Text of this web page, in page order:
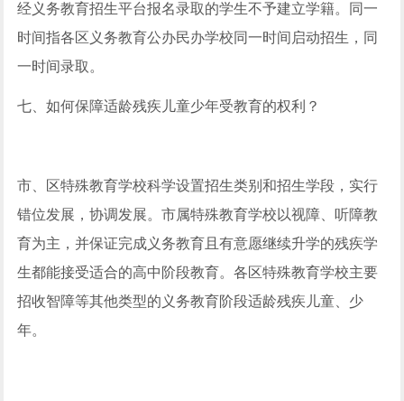
经义务教育招生平台报名录取的学生不予建立学籍。同一
时间指各区义务教育公办民办学校同一时间启动招生，同
一时间录取。
七、如何保障适龄残疾儿童少年受教育的权利？
市、区特殊教育学校科学设置招生类别和招生学段，实行
错位发展，协调发展。市属特殊教育学校以视障、听障教
育为主，并保证完成义务教育且有意愿继续升学的残疾学
生都能接受适合的高中阶段教育。各区特殊教育学校主要
招收智障等其他类型的义务教育阶段适龄残疾儿童、少
年。